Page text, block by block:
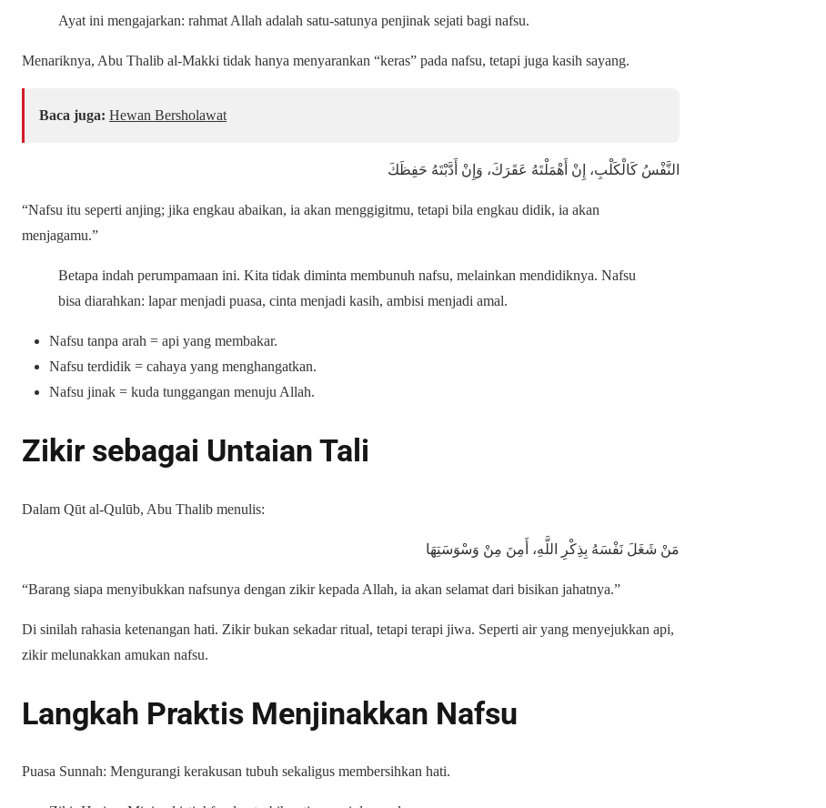
Ayat ini mengajarkan: rahmat Allah adalah satu-satunya penjinak sejati bagi nafsu.
Menariknya, Abu Thalib al-Makki tidak hanya menyarankan “keras” pada nafsu, tetapi juga kasih sayang.
Baca juga: Hewan Bersholawat
النَّفْسُ كَالْكَلْبِ، إِنْ أَهْمَلْتَهُ عَقَرَكَ، وَإِنْ أَدَّبْتَهُ حَفِظَكَ
“Nafsu itu seperti anjing; jika engkau abaikan, ia akan menggigitmu, tetapi bila engkau didik, ia akan
menjagamu.”
Betapa indah perumpamaan ini. Kita tidak diminta membunuh nafsu, melainkan mendidiknya. Nafsu
bisa diarahkan: lapar menjadi puasa, cinta menjadi kasih, ambisi menjadi amal.
Nafsu tanpa arah = api yang membakar.
Nafsu terdidik = cahaya yang menghangatkan.
Nafsu jinak = kuda tunggangan menuju Allah.
Zikir sebagai Untaian Tali
Dalam Qūt al-Qulūb, Abu Thalib menulis:
مَنْ شَغَلَ نَفْسَهُ بِذِكْرِ اللَّهِ، أَمِنَ مِنْ وَسْوَسَتِهَا
“Barang siapa menyibukkan nafsunya dengan zikir kepada Allah, ia akan selamat dari bisikan jahatnya.”
Di sinilah rahasia ketenangan hati. Zikir bukan sekadar ritual, tetapi terapi jiwa. Seperti air yang menyejukkan api,
zikir melunakkan amukan nafsu.
Langkah Praktis Menjinakkan Nafsu
Puasa Sunnah: Mengurangi kerakusan tubuh sekaligus membersihkan hati.